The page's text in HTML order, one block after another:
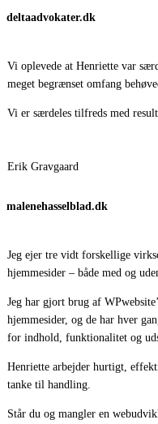
deltaadvokater.dk
Vi oplevede at Henriette var
meget begrænset omfang
Vi er særdeles tilfreds med
Erik Gravgaard
malenehasselblad.dk
Jeg ejer tre vidt forskellige
hjemmesider – både med og
Jeg har gjort brug af
hjemmesider, og de har hver
for indhold, funktionalitet og
Henriette arbejder hurtigt,
tanke til handling.
Står du og mangler en